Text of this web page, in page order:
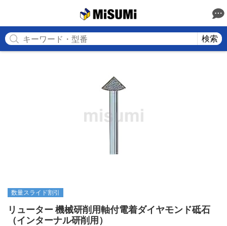
検索
数量スライド割引
リューター 機械研削用軸付電着ダイヤモンド砥石
（インターナル研削用）